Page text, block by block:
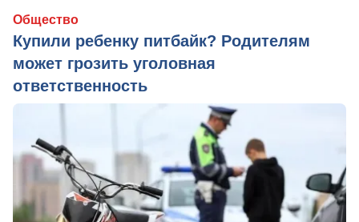
Общество
Купили ребенку питбайк? Родителям
может грозить уголовная
ответственность